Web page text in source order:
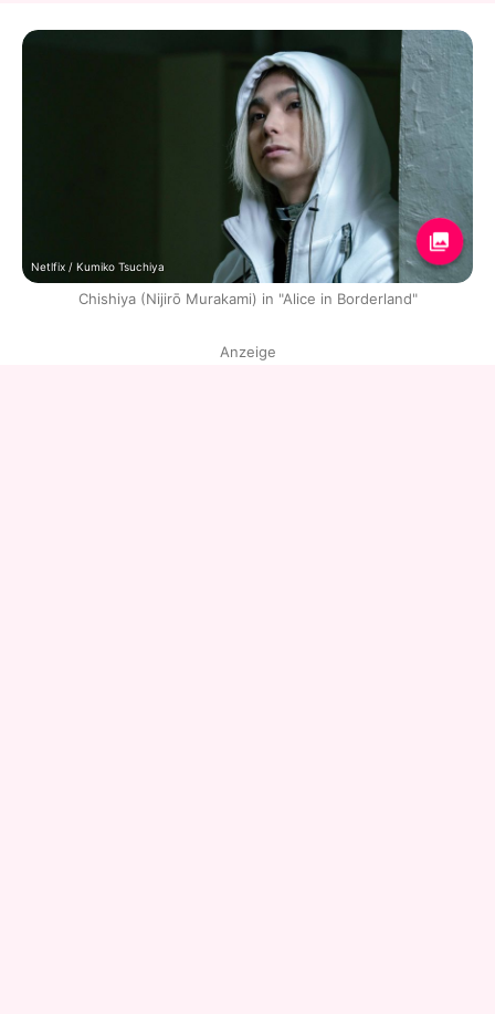
Netlfix / Kumiko Tsuchiya
Chishiya (Nijirō Murakami) in "Alice in Borderland"
Anzeige